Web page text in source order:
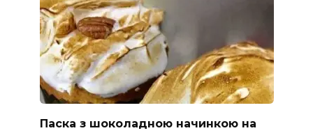
Паска з шоколадною начинкою на